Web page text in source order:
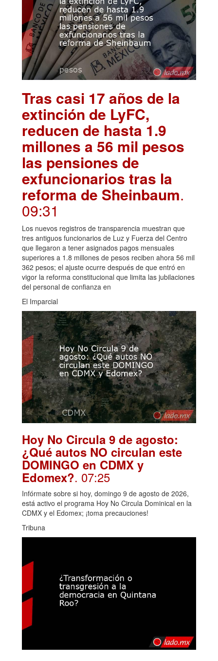
Tras casi 17 años de la
extinción de LyFC,
reducen de hasta 1.9
millones a 56 mil pesos
las pensiones de
exfuncionarios tras la
reforma de Sheinbaum.
09:31
Los nuevos registros de transparencia muestran que
tres antiguos funcionarios de Luz y Fuerza del Centro
que llegaron a tener asignados pagos mensuales
superiores a 1.8 millones de pesos reciben ahora 56 mil
362 pesos; el ajuste ocurre después de que entró en
vigor la reforma constitucional que limita las jubilaciones
del personal de confianza en
El Imparcial
Hoy No Circula 9 de agosto:
¿Qué autos NO circulan este
DOMINGO en CDMX y
Edomex?. 07:25
Infórmate sobre si hoy, domingo 9 de agosto de 2026,
está activo el programa Hoy No Circula Dominical en la
CDMX y el Edomex; ¡toma precauciones!
Tribuna